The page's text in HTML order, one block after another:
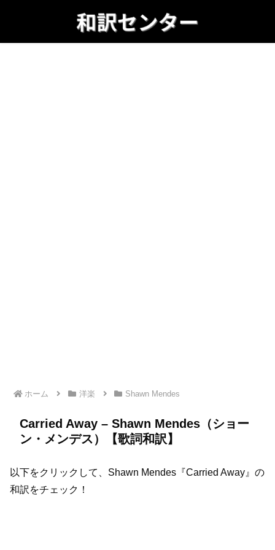
ホーム 洋楽 Shawn Mendes
Carried Away – Shawn Mendes（ショー
ン・メンデス）【歌詞和訳】
以下をクリックして、Shawn Mendes『Carried Away』の
和訳をチェック！